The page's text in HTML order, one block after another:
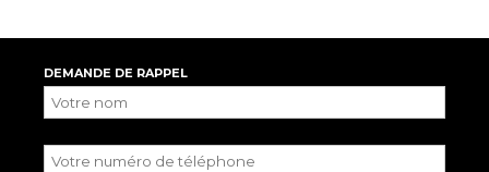
DEMANDE DE RAPPEL